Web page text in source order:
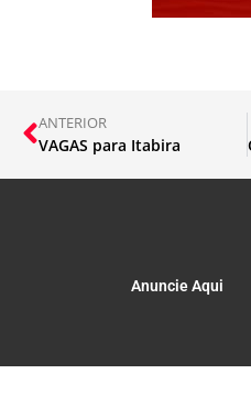
ANTERIOR
VAGAS para Itabira
Anuncie Aqui